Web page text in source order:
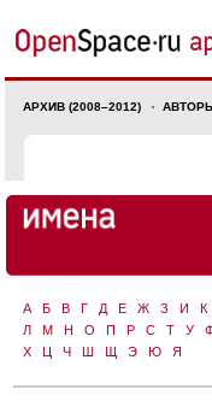
АРХИВ (2008–2012)
А Б В Г Д Е Ж З И
К
Л
М Н О П Р С Т У
Х
Ц Ч Ш Щ Э Ю Я